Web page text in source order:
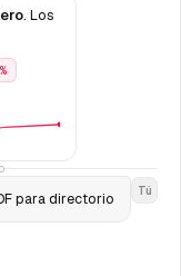
. Los
Tú
para directorio